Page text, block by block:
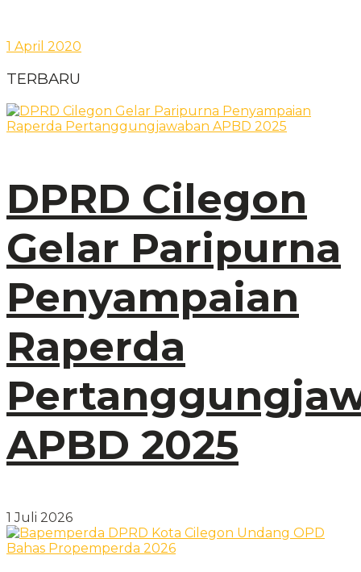
1 April 2020
TERBARU
DPRD Cilegon
Gelar Paripurna
Penyampaian
Raperda
APBD 2025
1 Juli 2026